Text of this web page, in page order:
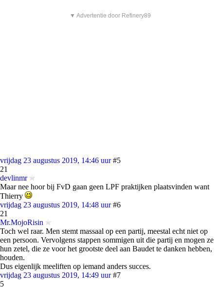
▼ Advertentie door Refinery89
vrijdag 23 augustus 2019, 14:46 uur #5
21
devlinmr
Maar nee hoor bij FvD gaan geen LPF praktijken plaatsvinden want
Thierry
vrijdag 23 augustus 2019, 14:48 uur #6
21
Mr.MojoRisin
Toch wel raar. Men stemt massaal op een partij, meestal echt niet op
een persoon. Vervolgens stappen sommigen uit die partij en mogen ze
hun zetel, die ze voor het grootste deel aan Baudet te danken hebben,
houden.
Dus eigenlijk meeliften op iemand anders succes.
vrijdag 23 augustus 2019, 14:49 uur #7
5